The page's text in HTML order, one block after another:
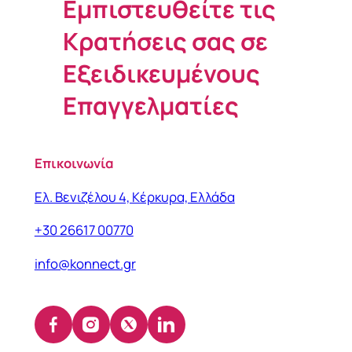
Εμπιστευθείτε τις
Κρατήσεις σας σε
Εξειδικευμένους
Επαγγελματίες
Επικοινωνία
Ελ. Βενιζέλου 4, Κέρκυρα, Ελλάδα
+30 26617 00770
info@konnect.gr
FacebookInstagram
X
LinkedIn